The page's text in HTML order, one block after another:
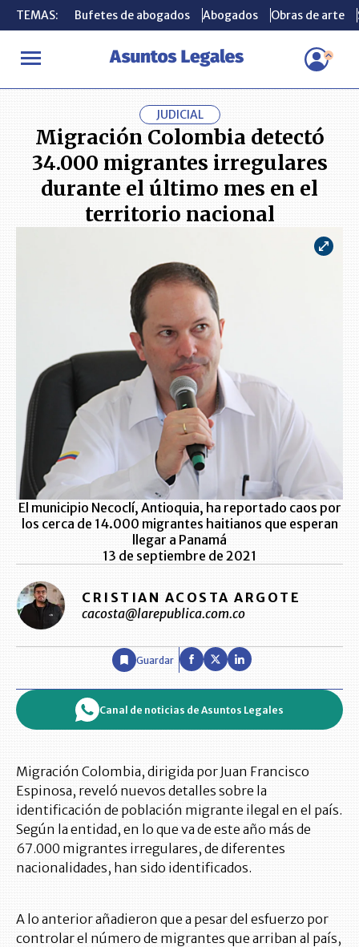
TEMAS: Bufetes de abogados Abogados Obras de arte
INICIO ACTUALIDAD Migración Colombia detectó 34.000
TEMAS: Bufetes de abogados Abogados Obras de arte
JUDICIAL
Migración Colombia detectó
34.000 migrantes irregulares
durante el último mes en el
territorio nacional
El municipio Necoclí, Antioquia, ha reportado caos por
los cerca de 14.000 migrantes haitianos que esperan
llegar a Panamá
13 de septiembre de 2021
CRISTIAN ACOSTA ARGOTE
cacosta@larepublica.com.co
Guardar
Canal de noticias de Asuntos Legales
Migración Colombia, dirigida por Juan Francisco
Espinosa, reveló nuevos detalles sobre la
identificación de población migrante ilegal en el país.
Según la entidad, en lo que va de este año más de
67.000 migrantes irregulares, de diferentes
nacionalidades, han sido identificados.
A lo anterior añadieron que a pesar del esfuerzo por
controlar el número de migrantes que arriban al país,